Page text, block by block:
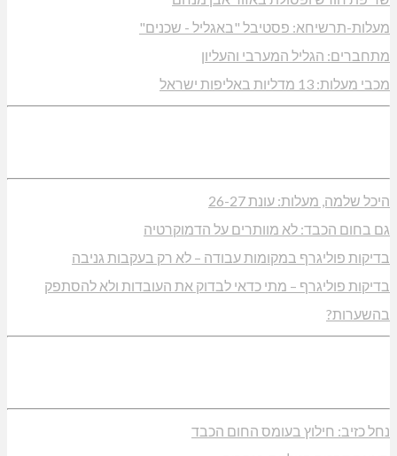
מעלות-תרשיחא: פסטיבל "באגליל - שכנים"
מתחברים: הגליל המערבי והעליון
מכבי מעלות: 13 מדליות באליפות ישראל
היכל שלמה, מעלות: עונת 26-27
גם בחום הכבד: לא מוותרים על הדמוקרטיה
בדיקות פוליגרף במקומות עבודה – לא רק בעקבות גניבה
בדיקות פוליגרף – מתי כדאי לבדוק את העובדות ולא להסתפק
בהשערות?
נחל כזיב: חילוץ בעומס החום הכבד